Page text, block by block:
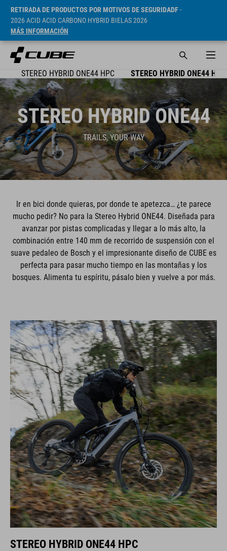
RETIRADA DE PRODUCTOS POR MOTIVOS DE SEGURIDADF-
2026 ACID ACID CARBONO HYBRID BIELAS 2026
MÁS INFORMACIÓN
STEREO HYBRID ONE44 HPC STEREO HYBRID ONE44 HPA
STEREO HYBRID ONE44
TRAILS, YOUR WAY
Ir en bici donde quieras, por donde te apetezca… ¿te parece
mucho pedir? No para la Stereo Hybrid ONE44. Diseñada para
avanzar por pistas complicadas y llegar a lo más alto, la
combinación entre 140 mm de recorrido de suspensión con el
suave pedaleo de Bosch y el impresionante diseño de CUBE es
perfecta para pasar mucho tiempo en las montañas y los
bosques. Alimenta tu espíritu, pásalo bien y vuelve a por más.
STEREO HYBRID ONE44 HPC